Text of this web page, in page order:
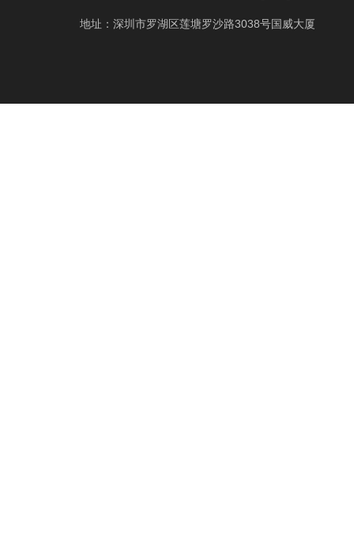
地址：深圳市罗湖区莲塘罗沙路3038号国威大厦